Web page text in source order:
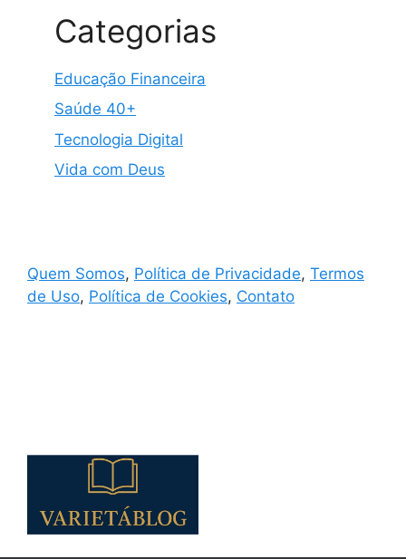
Categorias
Educação Financeira
Saúde 40+
Tecnologia Digital
Vida com Deus
Quem Somos, Política de Privacidade, Termos
de Uso, Política de Cookies, Contato